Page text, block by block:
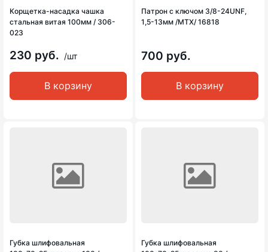
Корщетка-насадка чашка
стальная витая 100мм / 306-
023
230 руб. /шт
В корзину
Патрон с ключом 3/8-24UNF,
1,5-13мм /MTX/ 16818
700 руб.
В корзину
Губка шлифовальная
Губка шлифовальная